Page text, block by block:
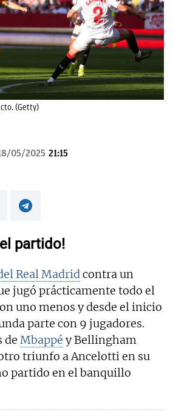
(Getty)
05/2025 21:15
partido!
Real Madridcontra un
jugó prácticamente todo el
uno menos y desde el inicio
parte con 9 jugadores.
de Mbappé y Bellingham
triunfo a Ancelotti en su
partido en el banquillo